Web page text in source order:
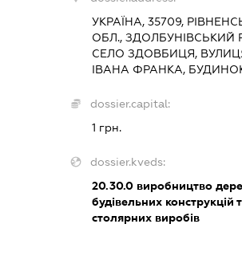
УКРАЇНА, 35709,
ОБЛ., ЗДОЛБУНІВСЬКИЙ
СЕЛО ЗДОВБИЦЯ,
ІВАНА ФРАНКА,
dossier.capital:
1 грн.
dossier.kveds:
20.30.0виробництво
будівельних конструкцій
столярних виробів